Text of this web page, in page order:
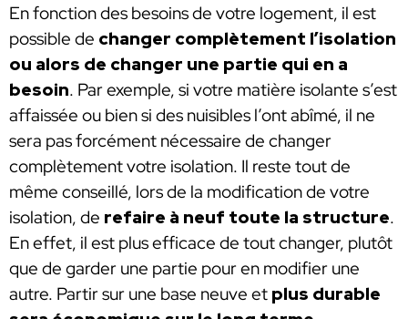
En fonction des besoins de votre logement, il est
possible de changer complètement l’isolation
ou alors de changer une partie qui en a
besoin. Par exemple, si votre matière isolante s’est
affaissée ou bien si des nuisibles l’ont abîmé, il ne
sera pas forcément nécessaire de changer
complètement votre isolation. Il reste tout de
même conseillé, lors de la modification de votre
isolation, de refaire à neuf toute la structure.
En effet, il est plus efficace de tout changer, plutôt
que de garder une partie pour en modifier une
autre. Partir sur une base neuve et plus durable